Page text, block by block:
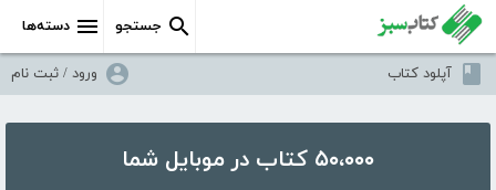
دسته‌ها جستجو
آپلود کتاب ورود / ثبت نام
۵۰،۰۰۰ کتاب در موبایل شما